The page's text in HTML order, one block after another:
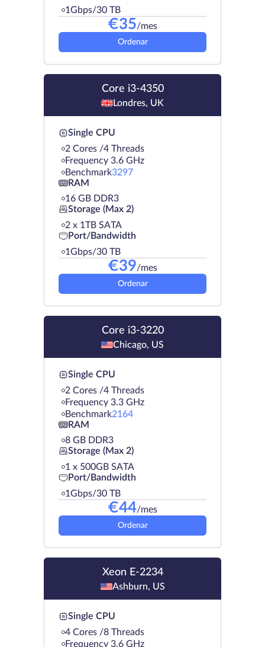
1Gbps/30 TB
€35/mes
Ordenar
Core i3-4350
Londres, UK
Single CPU
2 Cores /4 Threads
Frequency 3.6 GHz
Benchmark3297
RAM
16 GB DDR3
Storage (Max 2)
2 х 1TB SATA
Port/Bandwidth
1Gbps/30 TB
€39/mes
Ordenar
Core i3-3220
Chicago, US
Single CPU
2 Cores /4 Threads
Frequency 3.3 GHz
Benchmark2164
RAM
8 GB DDR3
Storage (Max 2)
1 х 500GB SATA
Port/Bandwidth
1Gbps/30 TB
€44/mes
Ordenar
Xeon E-2234
Ashburn, US
Single CPU
4 Cores /8 Threads
Frequency 3.6 GHz